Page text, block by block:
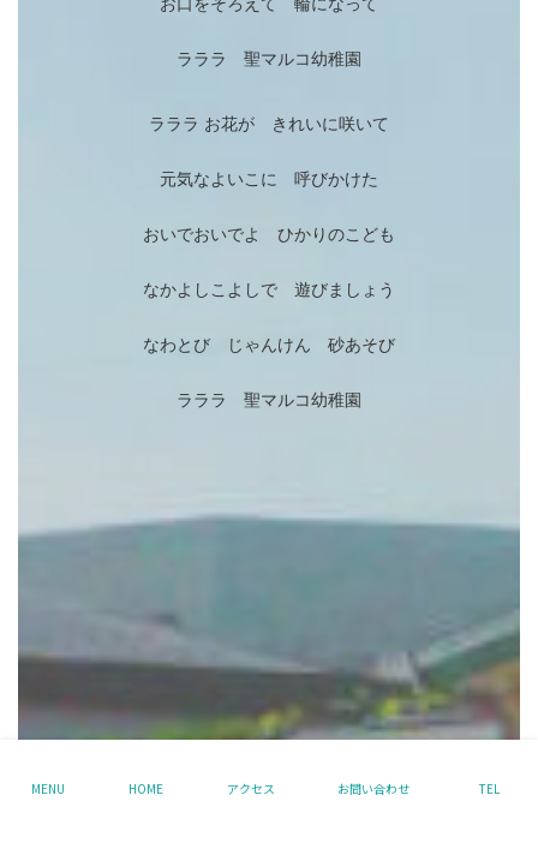
お口をそろえて 輪になって
ラララ 聖マルコ幼稚園
ラララ お花が きれいに咲いて
元気なよいこに 呼びかけた
おいでおいでよ ひかりのこども
なかよしこよしで 遊びましょう
なわとび じゃんけん 砂あそび
ラララ 聖マルコ幼稚園
MENU HOME アクセス お問い合わせ TEL